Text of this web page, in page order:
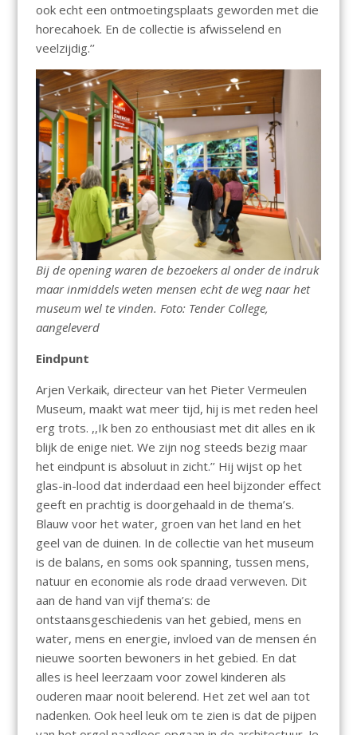
ook echt een ontmoetingsplaats geworden met die
horecahoek. En de collectie is afwisselend en
veelzijdig.’’
Bij de opening waren de bezoekers al onder de indruk
maar inmiddels weten mensen echt de weg naar het
museum wel te vinden. Foto: Tender College,
aangeleverd
Eindpunt
Arjen Verkaik, directeur van het Pieter Vermeulen
Museum, maakt wat meer tijd, hij is met reden heel
erg trots. ,,Ik ben zo enthousiast met dit alles en ik
blijk de enige niet. We zijn nog steeds bezig maar
het eindpunt is absoluut in zicht.’’ Hij wijst op het
glas-in-lood dat inderdaad een heel bijzonder effect
geeft en prachtig is doorgehaald in de thema’s.
Blauw voor het water, groen van het land en het
geel van de duinen. In de collectie van het museum
is de balans, en soms ook spanning, tussen mens,
natuur en economie als rode draad verweven. Dit
aan de hand van vijf thema’s: de
ontstaansgeschiedenis van het gebied, mens en
water, mens en energie, invloed van de mensen én
nieuwe soorten bewoners in het gebied. En dat
alles is heel leerzaam voor zowel kinderen als
ouderen maar nooit belerend. Het zet wel aan tot
nadenken. Ook heel leuk om te zien is dat de pijpen